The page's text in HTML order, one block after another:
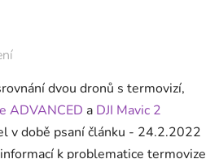
dvou dronů s termovizí,
ADVANCED a DJI Mavic 2
v době psaní článku - 24.2.2022
k problematice termovize